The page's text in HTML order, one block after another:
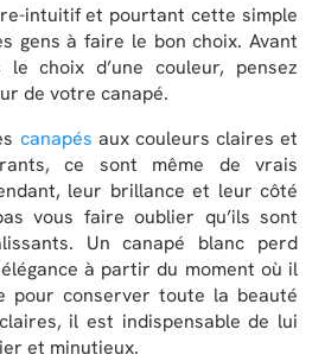
intuitif et pourtant cette simple
gens à faire le bon choix. Avant
choix d’une couleur, pensez
de votre canapé.
canapés aux couleurs claires et
ce sont même de vrais
leur brillance et leur côté
vous faire oublier qu’ils sont
Un canapé blanc perd
à partir du moment où il
pour conserver toute la beauté
il est indispensable de lui
et minutieux.